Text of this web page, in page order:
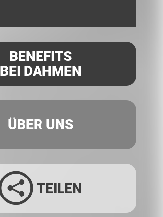
BENEFITS
BEI DAHMEN
ÜBER UNS
TEILEN